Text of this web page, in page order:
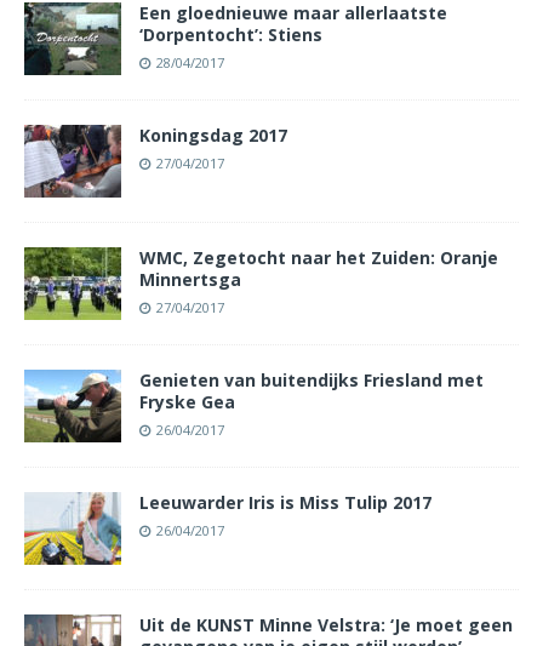
Een gloednieuwe maar allerlaatste
‘Dorpentocht’: Stiens
28/04/2017
Koningsdag 2017
27/04/2017
WMC, Zegetocht naar het Zuiden: Oranje
Minnertsga
27/04/2017
Genieten van buitendijks Friesland met
Fryske Gea
26/04/2017
Leeuwarder Iris is Miss Tulip 2017
26/04/2017
Uit de KUNST Minne Velstra: ‘Je moet geen